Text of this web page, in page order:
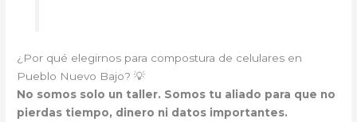
¿Por qué elegirnos para compostura de celulares en
Pueblo Nuevo Bajo? 💡
No somos solo un taller. Somos tu aliado para que no
pierdas tiempo, dinero ni datos importantes.